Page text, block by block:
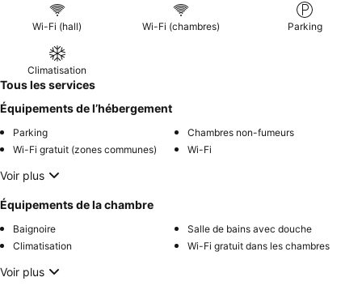
Wi-Fi (hall) Wi-Fi (chambres) Parking
Climatisation
Tous les services
Équipements de l’hébergement
Parking
Chambres non-fumeurs
Wi-Fi gratuit (zones communes)
Wi-Fi
Voir plus
Équipements de la chambre
Baignoire
Salle de bains avec douche
Climatisation
Wi-Fi gratuit dans les chambres
Voir plus